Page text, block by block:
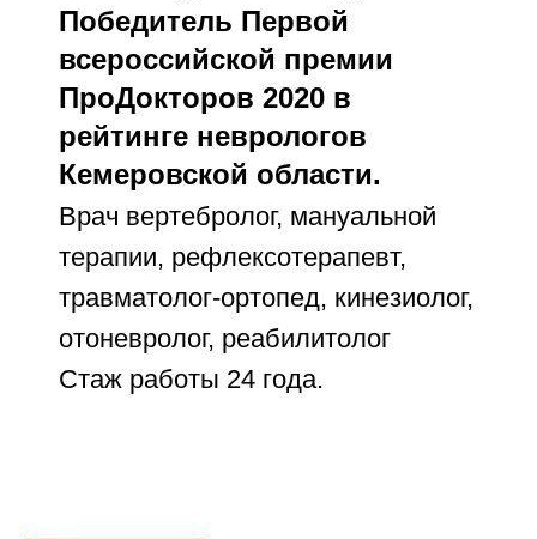
Победитель Первой
всероссийской премии
ПроДокторов 2020 в
рейтинге неврологов
Кемеровской области.
Врач вертебролог, мануальной
терапии, рефлексотерапевт,
травматолог-ортопед, кинезиолог,
отоневролог, реабилитолог
Стаж работы 24 года.